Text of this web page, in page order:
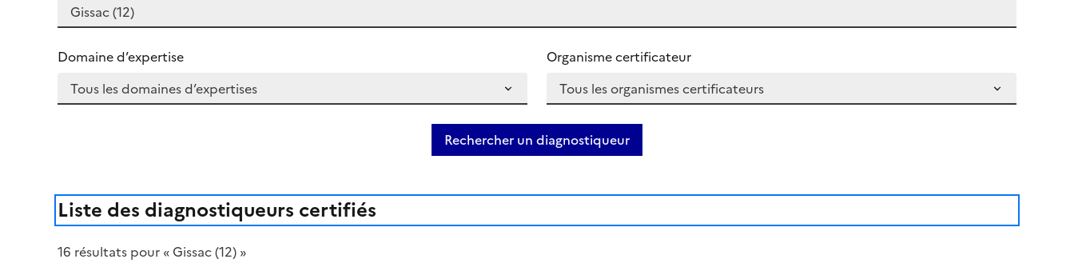
Domaine d’expertise Organisme certificateur
Rechercher un diagnostiqueur
Liste des diagnostiqueurs certifiés
16 résultats pour « Gissac (12) »